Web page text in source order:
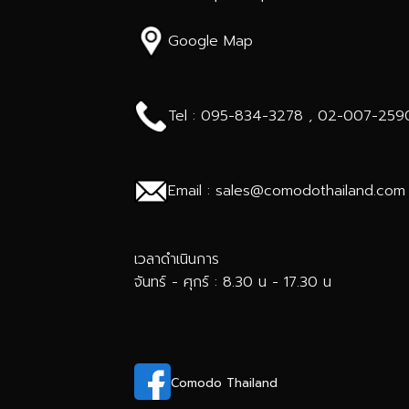
Google Map
Tel : 095-834-3278 , 02-007-
Email : sales@comodothailand.com
เวลาดำเนินการ
จันทร์ - ศุกร์ : 8.30 น - 17.30 น
Comodo Thailand